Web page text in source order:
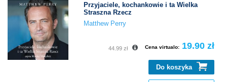
Przyjaciele, kochankowie i ta Wielka
Straszna Rzecz
Matthew Perry
Cena virtualo: 19.90 zł
44.99 zł
Do koszyka